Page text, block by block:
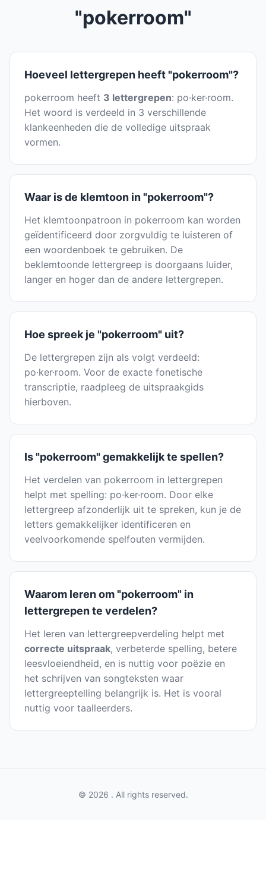
"pokerroom"
Hoeveel lettergrepen heeft "pokerroom"?
pokerroom heeft 3 lettergrepen: po·ker·room.
Het woord is verdeeld in 3 verschillende
klankeenheden die de volledige uitspraak
vormen.
Waar is de klemtoon in "pokerroom"?
Het klemtoonpatroon in pokerroom kan worden
geïdentificeerd door zorgvuldig te luisteren of
een woordenboek te gebruiken. De
beklemtoonde lettergreep is doorgaans luider,
langer en hoger dan de andere lettergrepen.
Hoe spreek je "pokerroom" uit?
De lettergrepen zijn als volgt verdeeld:
po·ker·room. Voor de exacte fonetische
transcriptie, raadpleeg de uitspraakgids
hierboven.
Is "pokerroom" gemakkelijk te spellen?
Het verdelen van pokerroom in lettergrepen
helpt met spelling: po·ker·room. Door elke
lettergreep afzonderlijk uit te spreken, kun je de
letters gemakkelijker identificeren en
veelvoorkomende spelfouten vermijden.
Waarom leren om "pokerroom" in
lettergrepen te verdelen?
Het leren van lettergreepverdeling helpt met
correcte uitspraak, verbeterde spelling, betere
leesvloeiendheid, en is nuttig voor poëzie en
het schrijven van songteksten waar
lettergreeptelling belangrijk is. Het is vooral
nuttig voor taalleerders.
© 2026 . All rights reserved.